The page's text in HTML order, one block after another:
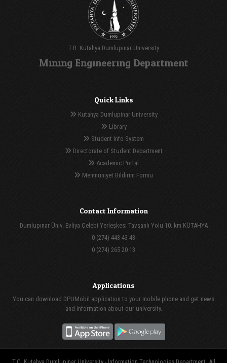
T.R. Kutahya Dumlupinar University
Mınıng Engıneerıng Department
Quick Links
Kutahya Dumlupinar University
Library
Student Info System
Directorate of Student Department
Academic Portal
Memnuniyet Bildirim Formu
Contact Information
Dumlupınar Üniv. Evliya Çelebi Yerleşkesi Tavşanlı Yolu 10. km KÜTAHYA
0 (274) 443 43 43
0 (274) 265 20 13
Applications
You can download DPUMobil application to your mobile phone and get news
and information about our university.